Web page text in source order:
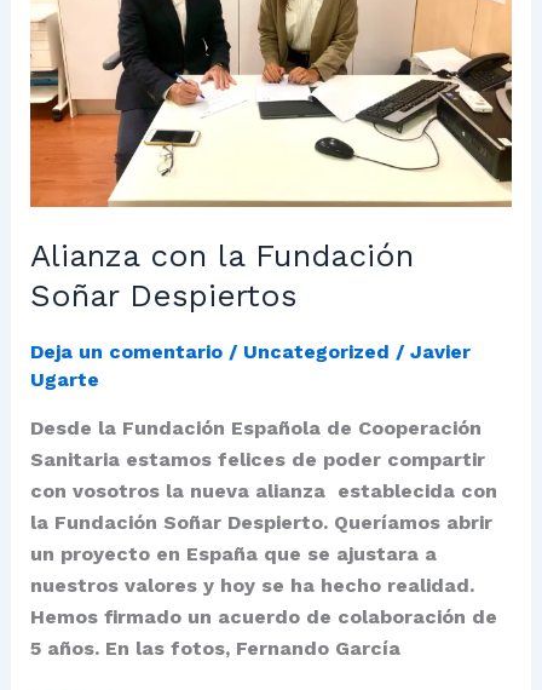
Alianza con la Fundación
Soñar Despiertos
Deja un comentario / Uncategorized / Javier
Ugarte
Desde la Fundación Española de Cooperación
Sanitaria estamos felices de poder compartir
con vosotros la nueva alianza establecida con
la Fundación Soñar Despierto. Queríamos abrir
un proyecto en España que se ajustara a
nuestros valores y hoy se ha hecho realidad.
Hemos firmado un acuerdo de colaboración de
5 años. En las fotos, Fernando García
Despiertos